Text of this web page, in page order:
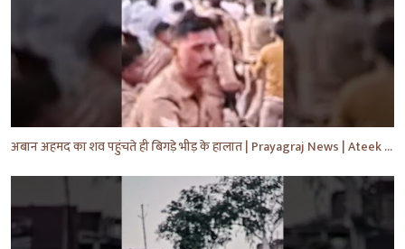
अबान अहमद का शव पहुंचते ही बिगड़े भीड़ के हालात | Prayagraj News | Ateek Ahmad | #shorts #yt #news